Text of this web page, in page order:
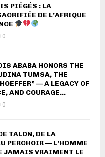
PIÉGÉS : LA
DE L’AFRIQUE
0
ABABA HONORS THE
TUMSA, THE
— A LEGACY OF
AND COURAGE...
0
TALON, DE LA
PERCHOIR — L’HOMME
JAMAIS VRAIMENT LE